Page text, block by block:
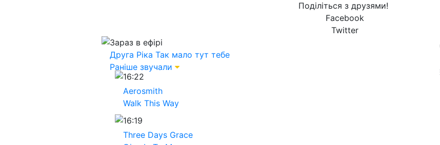
Поділіться з друзями!
Facebook
Twitter
Зараз в ефірі
Друга Ріка Так мало тут тебе
Раніше звучали
16:22
Aerosmith
Walk This Way
16:19
Three Days Grace